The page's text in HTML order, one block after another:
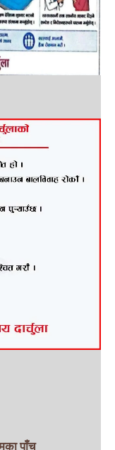
पाँच